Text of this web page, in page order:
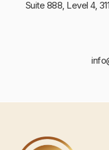
Suite 888, Level 4,